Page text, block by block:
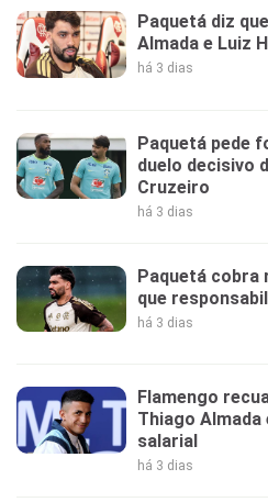
Paquetá diz
Almada e Luiz
há 3 dias
Paquetá pede
duelo decisivo
Cruzeiro
há 3 dias
Paquetá cobra
que
há 3 dias
Flamengo
Thiago
salarial
há 3 dias